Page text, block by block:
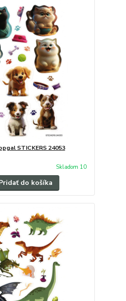
STICKERS 24053
Skladom 10
do košíka